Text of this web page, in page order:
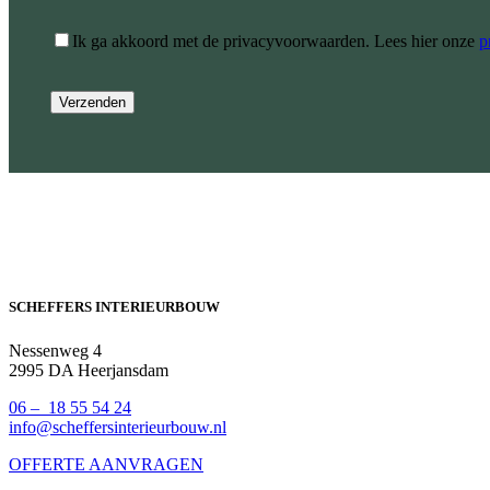
Ik ga akkoord met de privacyvoorwaarden. Lees hier onze
SCHEFFERS INTERIEURBOUW
Nessenweg 4
2995 DA Heerjansdam
06 – 18 55 54 24
info@scheffersinterieurbouw.nl
OFFERTE AANVRAGEN